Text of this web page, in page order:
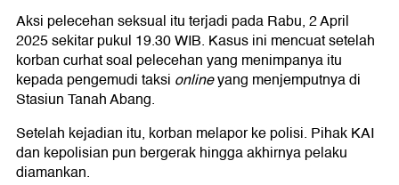
Aksi pelecehan seksual itu terjadi pada Rabu, 2 April
2025 sekitar pukul 19.30 WIB. Kasus ini mencuat setelah
korban curhat soal pelecehan yang menimpanya itu
kepada pengemudi taksi onlineyang menjemputnya di
Stasiun Tanah Abang.
Setelah kejadian itu, korban melapor ke polisi. Pihak KAI
dan kepolisian pun bergerak hingga akhirnya pelaku
diamankan.